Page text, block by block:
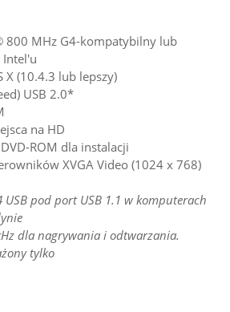
800 MHz G4-kompatybilny lub
Intel'u
X (10.4.3 lub lepszy)
USB 2.0*
na HD
ROM dla instalacji
XVGA Video (1024 x 768)
USB pod port USB 1.1 w komputerach
dla nagrywania i odtwarzania.
tylko